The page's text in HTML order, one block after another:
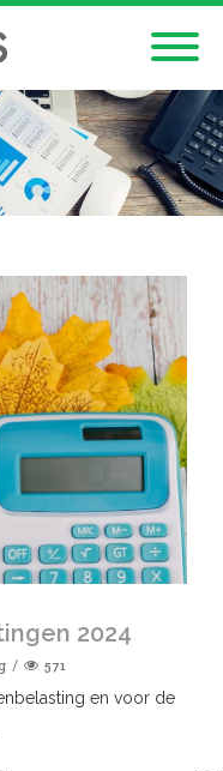
2024
571
en voor de